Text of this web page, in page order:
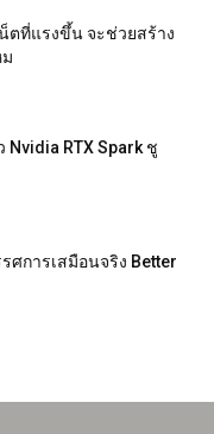
ตที่แรงขึ้น จะช่วยสร้าง
Nvidia RTX Spark ชู
ศการเสมือนจริง Better